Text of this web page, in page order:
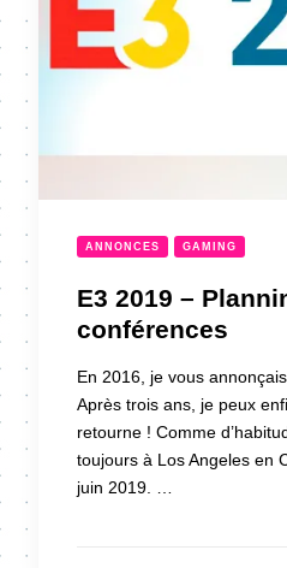
ANNONCES GAMING
E3 2019 –
conférences
En 2016, je vous
Après trois ans, je peux
retourne ! Comme
toujours à Los Angeles en
juin 2019. …